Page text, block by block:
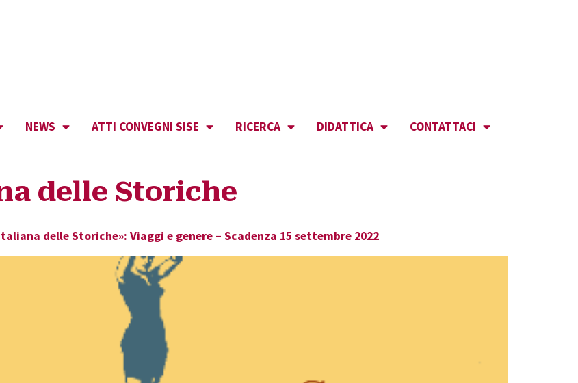
NEWS ATTI CONVEGNI SISE RICERCA DIDATTICA CONTATTACI
delle Storiche
delle Storiche»: Viaggi e genere – Scadenza 15 settembre 2022